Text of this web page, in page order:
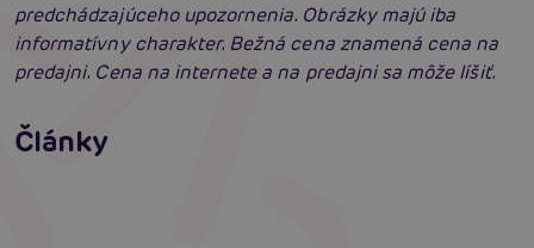
predchádzajúceho upozornenia. Obrázky majú iba
informatívny charakter. Bežná cena znamená cena na
predajni. Cena na internete a na predajni sa môže líšiť.
Články
neodolateľne sexy
Čítať viacej
Erotická inteligencia: Príručka Sexiómov